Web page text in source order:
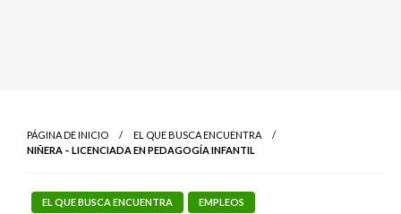
PÁGINA DE INICIO
EL QUE BUSCA ENCUENTRA
NIÑERA – LICENCIADA EN PEDAGOGÍA INFANTIL
EL QUE BUSCA ENCUENTRA EMPLEOS